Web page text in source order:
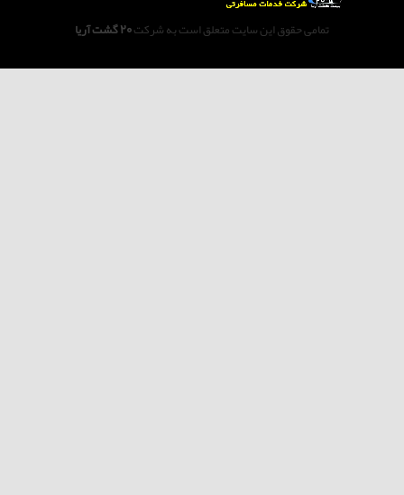
تمامی حقوق این سایت متعلق است به شرکت20 گشت آریا